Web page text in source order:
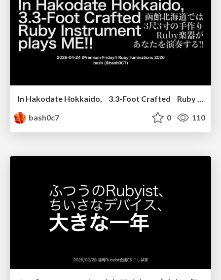
In Hakodate Hokkaido, 3.3-Foot Crafted Ruby Instrument plays ME!! #rubyilluminations #rubykaigi
bash0c7
0 110